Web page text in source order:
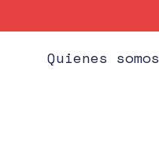
Quienes somos